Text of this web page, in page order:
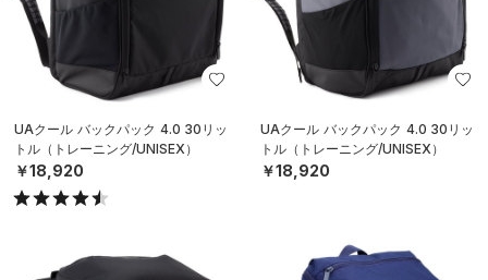
UAクール バックパック 4.0 30リッ
トル（トレーニング/UNISEX）
￥18,920
UAクール バックパック 4.0 30リッ
トル（トレーニング/UNISEX）
￥18,920